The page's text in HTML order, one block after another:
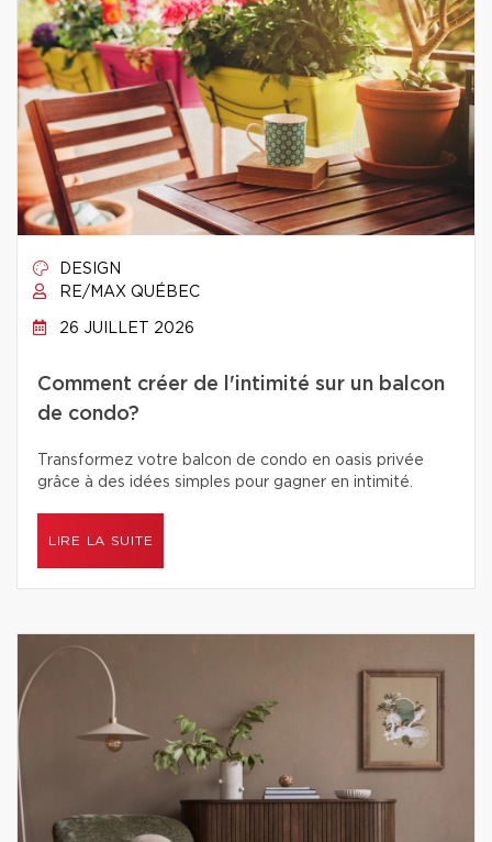
DESIGN
RE/MAX QUÉBEC
26 JUILLET 2026
Comment créer de l'intimité sur un balcon
de condo?
Transformez votre balcon de condo en oasis privée
grâce à des idées simples pour gagner en intimité.
LIRE LA SUITE